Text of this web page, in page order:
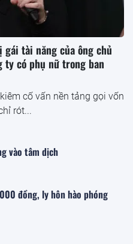
tài năng của ông chủ
ty có phụ nữ trong ban
cố vấn nền tảng gọi vốn
rót...
vào tâm dịch
đồng, ly hôn hào phóng